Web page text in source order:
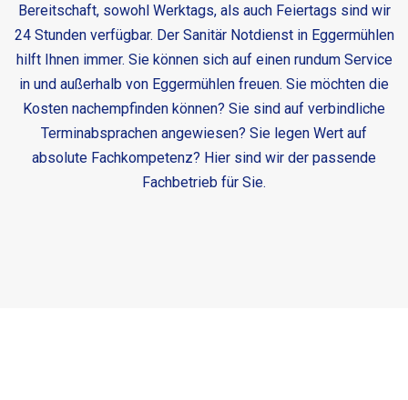
Bereitschaft, sowohl Werktags, als auch Feiertags sind wir
24 Stunden verfügbar. Der Sanitär Notdienst in Eggermühlen
hilft Ihnen immer. Sie können sich auf einen rundum Service
in und außerhalb von Eggermühlen freuen. Sie möchten die
Kosten nachempfinden können? Sie sind auf verbindliche
Terminabsprachen angewiesen? Sie legen Wert auf
absolute Fachkompetenz? Hier sind wir der passende
Fachbetrieb für Sie.